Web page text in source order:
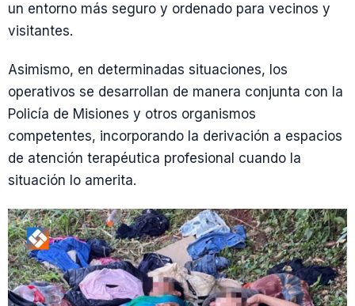
un entorno más seguro y ordenado para vecinos y
visitantes.
Asimismo, en determinadas situaciones, los
operativos se desarrollan de manera conjunta con la
Policía de Misiones y otros organismos
competentes, incorporando la derivación a espacios
de atención terapéutica profesional cuando la
situación lo amerita.